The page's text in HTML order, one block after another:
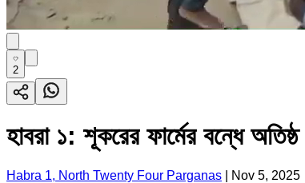
2
হাবরা ১: শূকরের ফার্মের বন্ধে
Habra 1, North Twenty Four Parganas
Nov 5, 2025